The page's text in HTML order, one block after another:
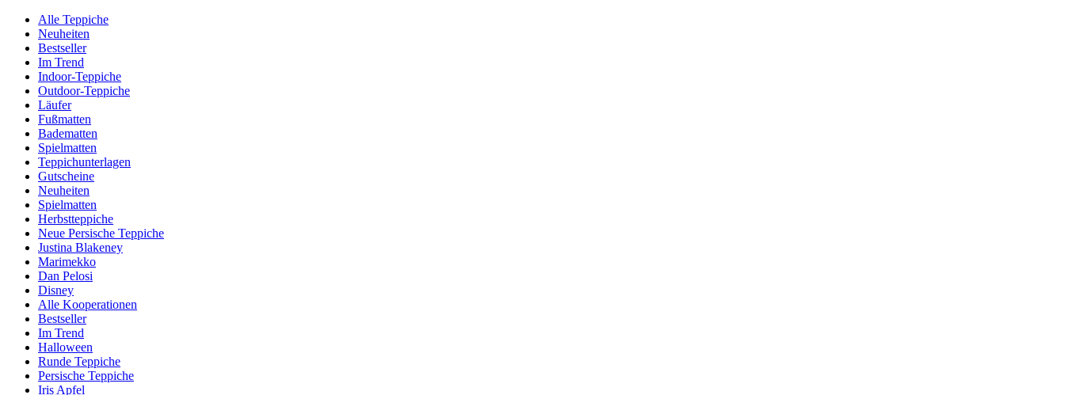
Alle Teppiche
Neuheiten
Bestseller
Im Trend
Indoor-Teppiche
Outdoor-Teppiche
Läufer
Fußmatten
Badematten
Spielmatten
Teppichunterlagen
Gutscheine
Neuheiten
Spielmatten
Herbstteppiche
Neue Persische Teppiche
Justina Blakeney
Marimekko
Dan Pelosi
Disney
Alle Kooperationen
Bestseller
Im Trend
Halloween
Runde Teppiche
Persische Teppiche
Iris Apfel